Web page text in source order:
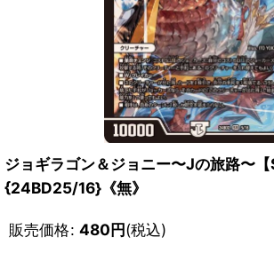
ジョギラゴン＆ジョニー〜Jの旅路〜【
{24BD25/16}《無》
販売価格: 480円(税込)